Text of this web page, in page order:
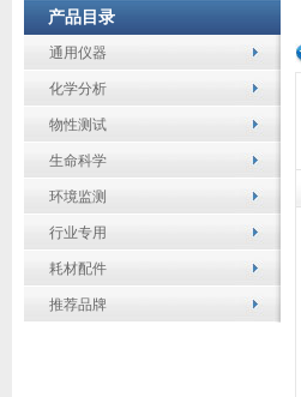
产品目录
通用仪器
化学分析
物性测试
生命科学
环境监测
行业专用
耗材配件
推荐品牌